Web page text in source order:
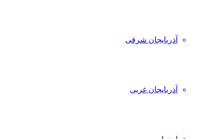
آذربایجان شرقی
آذربایجان غربی